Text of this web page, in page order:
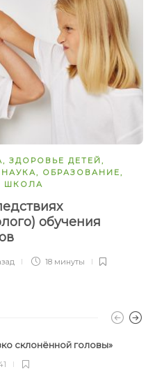
, ЗДОРОВЬЕ ДЕТЕЙ,
НАУКА, ОБРАЗОВАНИЕ,
ШКОЛА
обучения
18 минуты
склонённой головы»